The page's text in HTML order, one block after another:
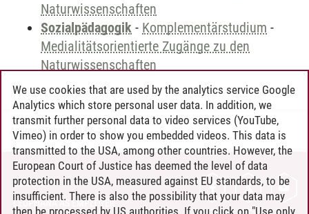
Naturwissenschaften
Sozialpädagogik - Komplementärstudium -
Medialitätsorientierte Zugänge zu den
Naturwissenschaften
Andreea Tribel 30.06.2024
CONTACT
LEUPHANA AS EMPLOYER
We use cookies that are used by the analytics service Google
Analytics which store personal user data. In addition, we
transmit further personal data to video services (YouTube,
Vimeo) in order to show you embedded videos. This data is
transmitted to the USA, among other countries. However, the
European Court of Justice has deemed the level of data
protection in the USA, measured against EU standards, to be
insufficient. There is also the possibility that your data may
then be processed by US authorities. If you click on "Use only